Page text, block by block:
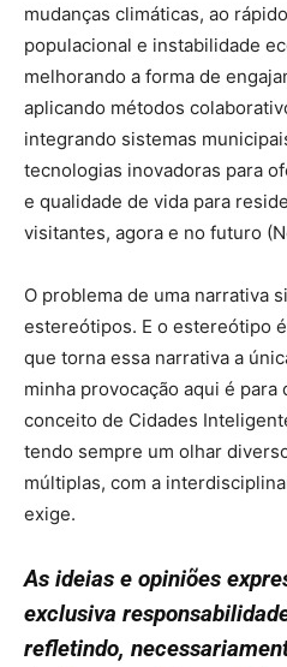
mudanças climáticas, ao
populacional e instabilidade
melhorando a forma de
aplicando métodos
integrando sistemas
tecnologias inovadoras para
e qualidade de vida para
visitantes, agora e no futuro
O problema de uma narrativa
estereótipos. E o estereótipo
que torna essa narrativa a
minha provocação aqui é para
conceito de Cidades
tendo sempre um olhar
múltiplas, com a
exige.
As ideias e opiniões
exclusiva
refletindo,